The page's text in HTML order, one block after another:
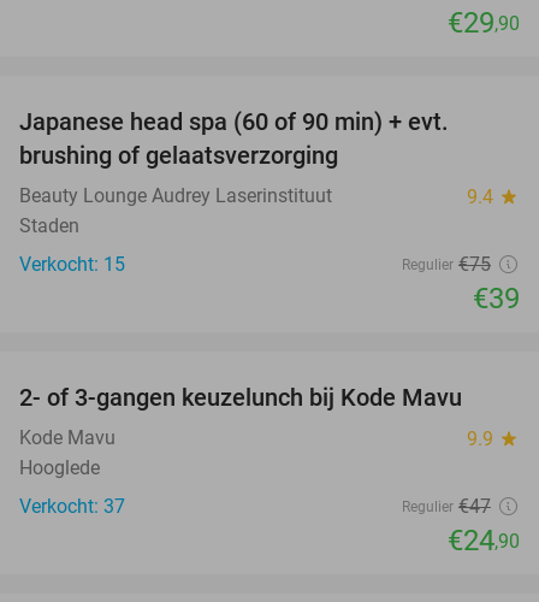
€29,90
Japanese head spa (60 of 90 min) + evt.
brushing of gelaatsverzorging
Beauty Lounge Audrey Laserinstituut 9.4 star
Staden
Verkocht: 15
Regulier €75
€39
2- of 3-gangen keuzelunch bij Kode Mavu
Kode Mavu 9.9 star
Hooglede
Verkocht: 37
Regulier €47
€24,90